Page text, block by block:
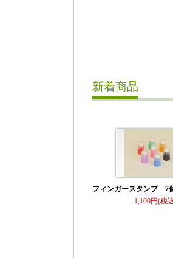
新着商品
フィンガースタンプ 7
1,100